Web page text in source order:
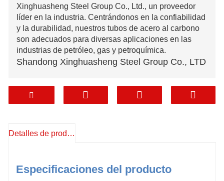
Xinghuasheng Steel Group Co., Ltd., un proveedor
líder en la industria. Centrándonos en la confiabilidad
y la durabilidad, nuestros tubos de acero al carbono
son adecuados para diversas aplicaciones en las
industrias de petróleo, gas y petroquímica.
Shandong Xinghuasheng Steel Group Co., LTD
Teléfono: +86 15628762202
Correo electrónico:
Detalles de producto
Especificaciones del producto